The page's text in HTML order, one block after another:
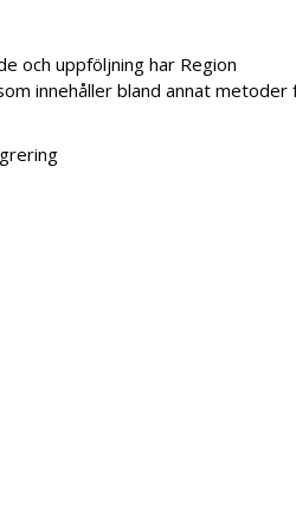
och uppföljning har Region
innehåller bland annat metoder